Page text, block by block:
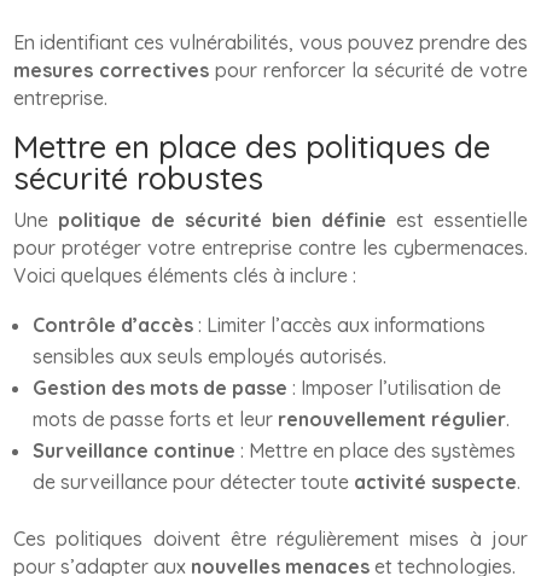
En identifiant ces vulnérabilités, vous pouvez prendre des
mesures correctives pour renforcer la sécurité de votre
entreprise.
Mettre en place des politiques de
sécurité robustes
Une politique de sécurité bien définie est essentielle
pour protéger votre entreprise contre les cybermenaces.
Voici quelques éléments clés à inclure :
Contrôle d’accès : Limiter l’accès aux informations
sensibles aux seuls employés autorisés.
Gestion des mots de passe : Imposer l’utilisation de
mots de passe forts et leur renouvellement régulier.
Surveillance continue : Mettre en place des systèmes
de surveillance pour détecter toute activité suspecte.
Ces politiques doivent être régulièrement mises à jour
pour s’adapter aux nouvelles menaces et technologies.